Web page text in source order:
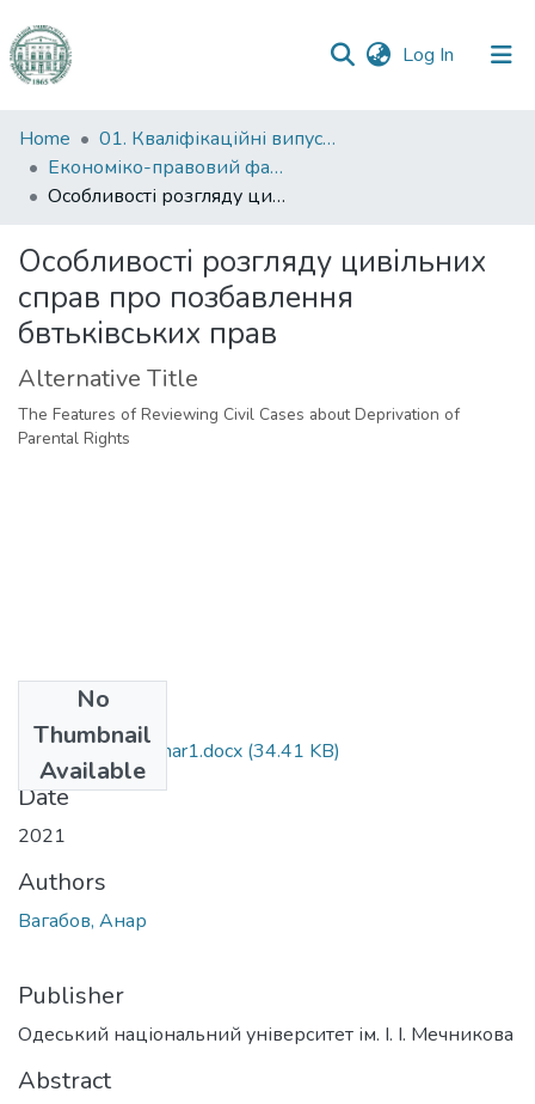
Log In (current)
Communities
&
Collections
Statistics
Home
01. Кваліфікаційні випускні роботи здобувачів вищої освіти
Економіко-правовий факультет
Особливості розгляду цивільних справ про позбавлення бвтьківських прав
Особливості розгляду цивільних
справ про позбавлення
бвтьківських прав
Alternative Title
The Features of Reviewing Civil Cases about Deprivation of
Parental Rights
No
Thumbnail
Available
081_Vagabov_ Anar1.docx (34.41 KB)
Date
2021
Authors
Вагабов, Анар
Publisher
Одеський національний університет ім. І. І. Мечникова
Abstract